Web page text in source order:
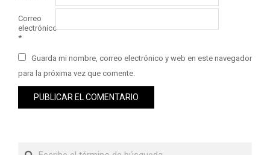
Correo
electrónico
*
Guarda mi nombre, correo electrónico y web en este navegador
para la próxima vez que comente.